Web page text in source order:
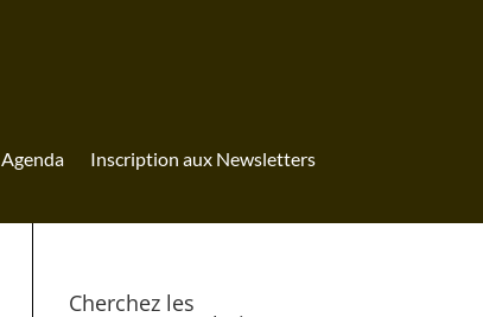
Agenda Inscription aux Newsletters
Cherchez les